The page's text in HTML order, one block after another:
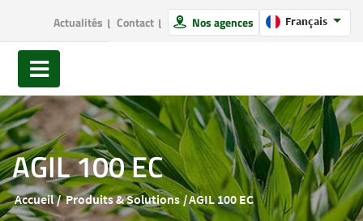
Actualités Contact Nos agences Français
AGIL 100 EC
Accueil Produits & Solutions AGIL 100 EC